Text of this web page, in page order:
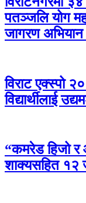
पतञ्जलि योग
जागरण अभियान
विराट एक्स्पो
विद्यार्थीलाई
“कमरेड हिजो र
शाक्यसहित १२